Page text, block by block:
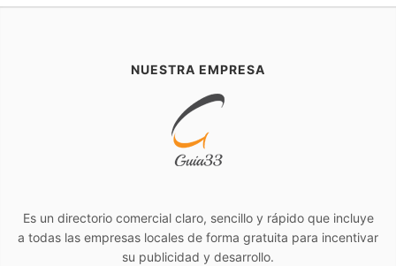
NUESTRA EMPRESA
Es un directorio comercial claro, sencillo y rápido que incluye
a todas las empresas locales de forma gratuita para incentivar
su publicidad y desarrollo.